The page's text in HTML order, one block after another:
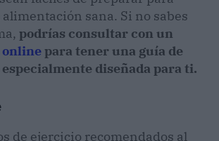
sana. Si no sabes
podrías consultar con un
para tener una guía de
diseñada para ti.
de ejercicio recomendados al